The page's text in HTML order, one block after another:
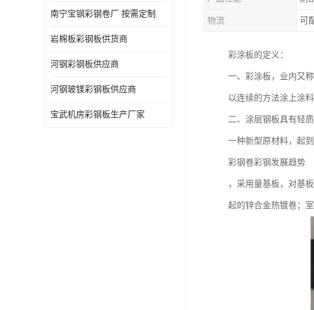
南宁宝钢彩钢卷厂 按需定制
岩棉板彩钢板供货商
河钢彩钢板供应商
河钢玻镁彩钢板供应商
宝武机房彩钢板生产厂家
物流 可
彩涂板的定义：
一、彩涂板，业内又
以连续的方法涂上涂
二、涂层钢板具有轻
一种新型原材料，起
彩钢卷彩钢发展趋势
，采用量基板，对基
起的锌合金热镀卷；